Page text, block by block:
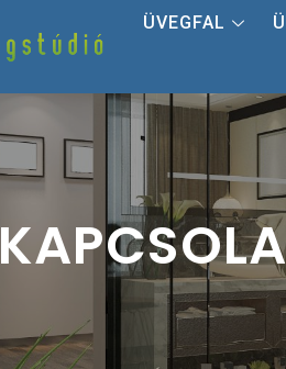
ÜVEGFAL